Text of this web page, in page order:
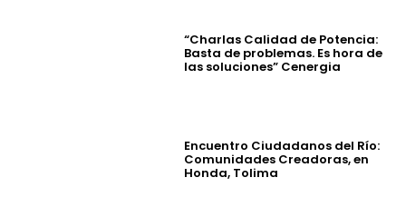
“Charlas Calidad de Potencia:
Basta de problemas. Es hora de
las soluciones” Cenergia
Encuentro Ciudadanos del Río:
Comunidades Creadoras, en
Honda, Tolima